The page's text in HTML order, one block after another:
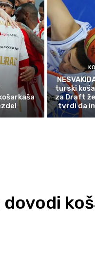
turski
za Draft
tvrdi da